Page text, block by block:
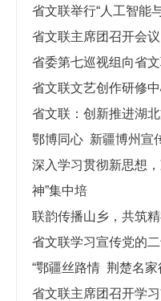
省文联举行“人工智能
省文联主席团召开会
省委第七巡视组向省
省文联文艺创作研修
省文联：创新推进湖
鄂博同心 新疆博州宣
深入学习贯彻新思想
神”集中培
联韵传播山乡，共筑
省文联学习宣传党的
“鄂疆丝路情 荆楚名
省文联主席团召开学